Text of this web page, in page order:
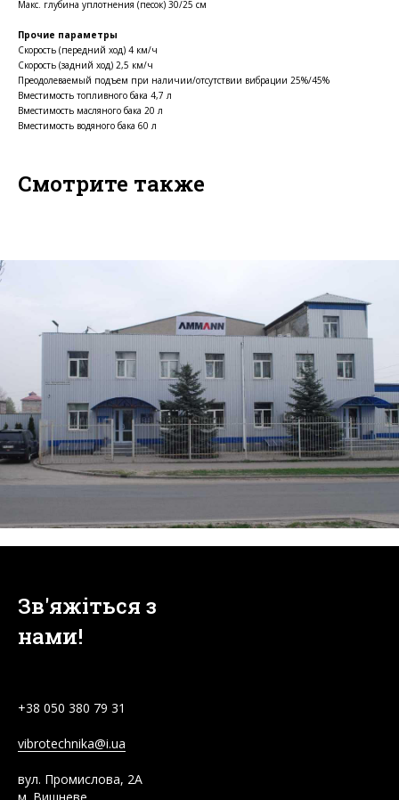
Макс. глубина уплотнения (песок) 30/25 см
Прочие параметры
Скорость (передний ход) 4 км/ч
Скорость (задний ход) 2,5 км/ч
Преодолеваемый подъем при наличии/отсутствии вибрации 25%/45%
Вместимость топливного бака 4,7 л
Вместимость масляного бака 20 л
Вместимость водяного бака 60 л
Смотрите также
Зв'яжіться з
нами!
+38 050 380 79 31
vibrotechnika@i.ua
вул. Промислова, 2А
м. Вишневе,